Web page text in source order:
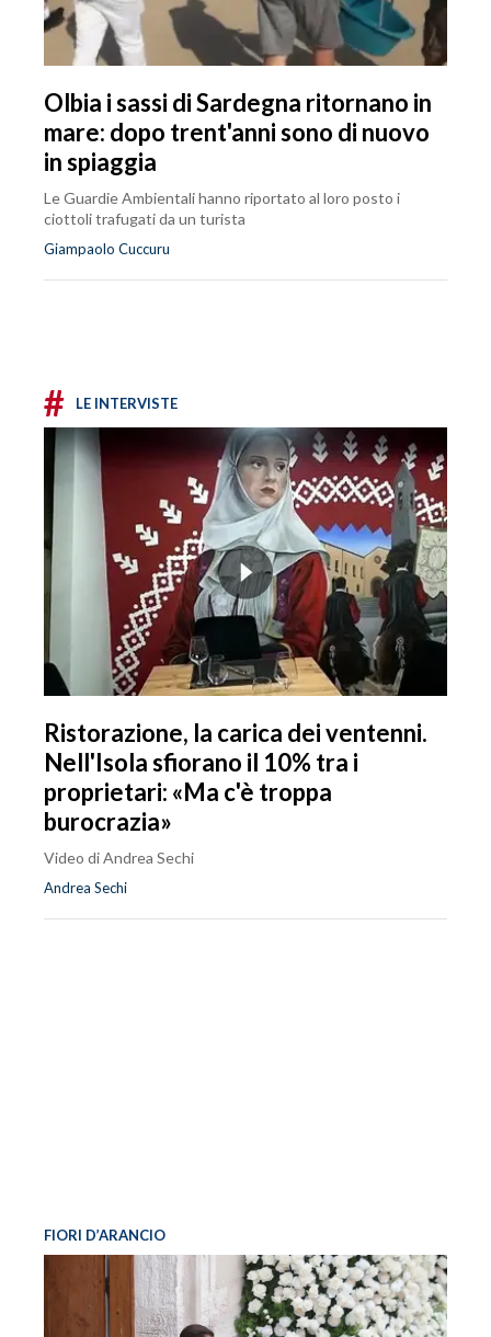
Olbia i sassi di Sardegna ritornano in
mare: dopo trent'anni sono di nuovo
in spiaggia
Le Guardie Ambientali hanno riportato al loro posto i
ciottoli trafugati da un turista
Giampaolo Cuccuru
# LE INTERVISTE
Ristorazione, la carica dei ventenni.
Nell'Isola sfiorano il 10% tra i
proprietari: «Ma c'è troppa
burocrazia»
Video di Andrea Sechi
Andrea Sechi
FIORI D’ARANCIO